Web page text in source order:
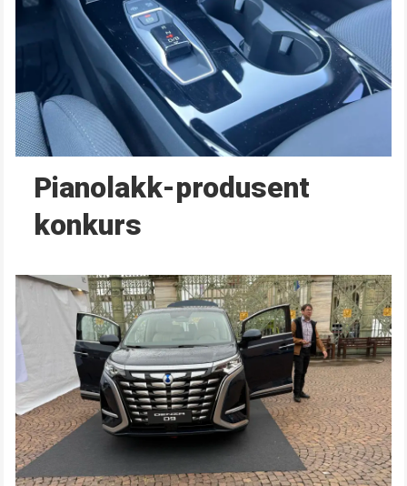
Pianolakk-produsent
konkurs